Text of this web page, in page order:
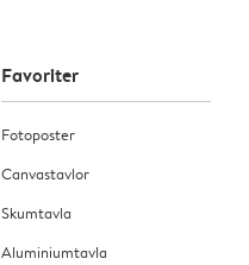
Favoriter
Fotoposter
Canvastavlor
Skumtavla
Aluminiumtavla